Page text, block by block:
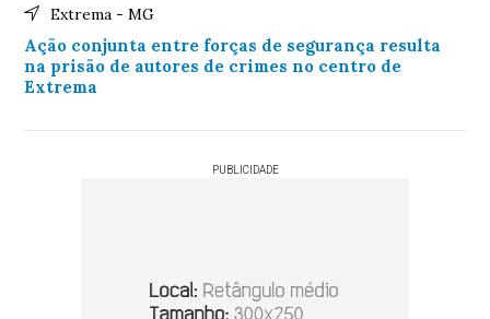
Extrema - MG
Ação conjunta entre forças de segurança resulta
na prisão de autores de crimes no centro de
Extrema
PUBLICIDADE